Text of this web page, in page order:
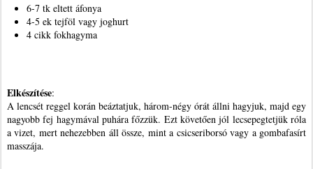
6-7 tk eltett áfonya
4-5 ek tejföl vagy joghurt
4 cikk fokhagyma
Elkészítése:
A lencsét reggel korán beáztatjuk, három-négy órát állni hagyjuk, majd egy
nagyobb fej hagymával puhára főzzük. Ezt követően jól lecsepegtetjük róla
a vizet, mert nehezebben áll össze, mint a csicseriborsó vagy a gombafasírt
masszája.